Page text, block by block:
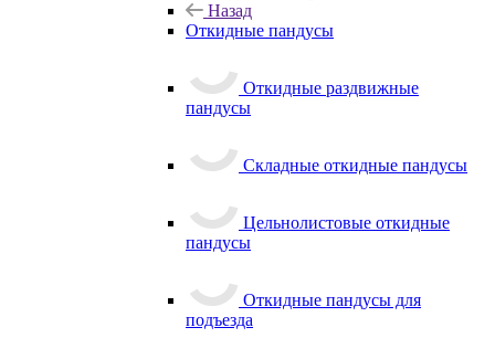
Назад
Откидные пандусы
Откидные раздвижные
пандусы
Складные откидные пандусы
Цельнолистовые откидные
пандусы
Откидные пандусы для
подъезда